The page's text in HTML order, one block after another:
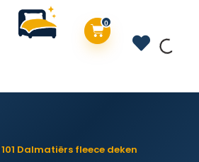
0
101 Dalmatiërs fleece deken